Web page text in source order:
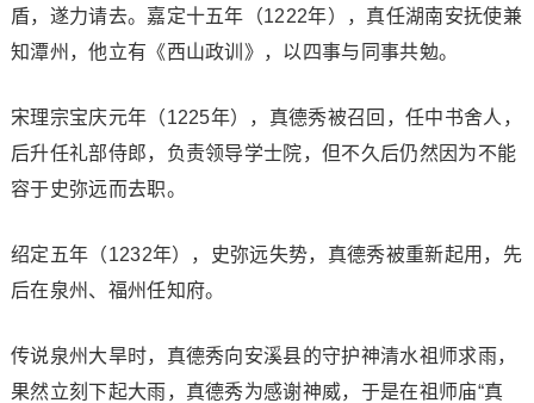
盾，遂力请去。嘉定十五年（1222年），真任湖南安抚使兼
知潭州，他立有《西山政训》，以四事与同事共勉。
宋理宗宝庆元年（1225年），真德秀被召回，任中书舍人，
后升任礼部侍郎，负责领导学士院，但不久后仍然因为不能
容于史弥远而去职。
绍定五年（1232年），史弥远失势，真德秀被重新起用，先
后在泉州、福州任知府。
传说泉州大旱时，真德秀向安溪县的守护神清水祖师求雨，
果然立刻下起大雨，真德秀为感谢神威，于是在祖师庙“真